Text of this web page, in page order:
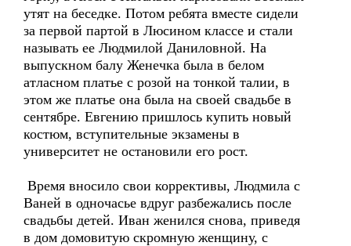
утят на беседке. Потом ребята вместе сидели
за первой партой в Люсином классе и стали
называть ее Людмилой Даниловной. На
выпускном балу Женечка была в белом
атласном платье с розой на тонкой талии, в
этом же платье она была на своей свадьбе в
сентябре. Евгению пришлось купить новый
костюм, вступительные экзамены в
университет не остановили его рост.
Время вносило свои коррективы, Людмила с
Ваней в одночасье вдруг разбежались после
свадьбы детей. Иван женился снова, приведя
в дом домовитую скромную женщину, с